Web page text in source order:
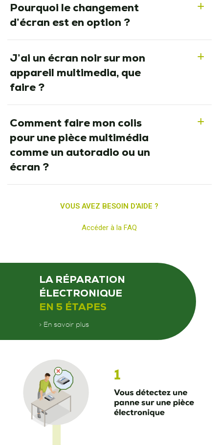
a
Pourquoi le changement
d’écran est en option ?
a
J’ai un écran noir sur mon
appareil multimedia, que
faire ?
a
Comment faire mon colis
pour une pièce multimédia
comme un autoradio ou un
écran ?
VOUS AVEZ BESOIN D'AIDE ?
Accéder à la FAQ
LA RÉPARATION
ÉLECTRONIQUE
EN 5 ÉTAPES
> En savoir plus